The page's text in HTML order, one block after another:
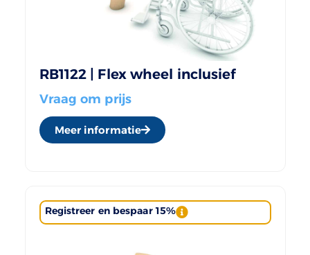
RB1122 | Flex wheel inclusief
Vraag om prijs
Meer informatie
Registreer en bespaar 15%